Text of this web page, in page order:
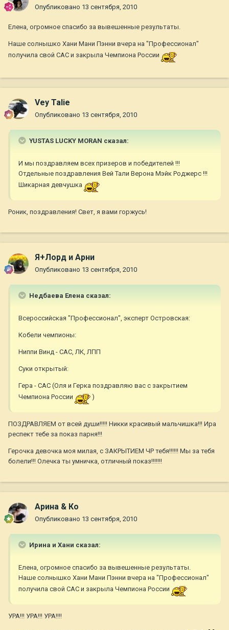
Опубликовано 13 сентября, 2010
Елена, огромное спасибо за вывешенные результаты.
Наше солнышко Хани Мани Пэнни вчера на "Профессионал"
получила свой САС и закрыла Чемпиона России
Vey Talie
Опубликовано 13 сентября, 2010
YUSTAS LUCKY MORAN сказал:
И мы поздравляем всех призеров и победителей !!!
Отдельные поздравления Вей Тали Верона Мэйк Роджерс !!!
Шикарная девчушка
Роник, поздравления! Свет, я вами горжусь!
Я+Лорд и Арни
Опубликовано 13 сентября, 2010
Недбаева Елена сказал:
Всероссийская "Профессионал", эксперт Островская:
Кобели чемпионы:
Ниппи Винд - САС, ЛК, ЛПП
Суки открытый:
Гера - САС (Оля и Герка поздравляю вас с закрытием
Чемпиона России
)
ПОЗДРАВЛЯЕМ от всей души!!!!! Никки красивый мальчишка!!! Ира
респект тебе за показ парня!!!
Герочка девочка моя милая, с ЗАКРЫТИЕМ ЧР тебя!!!!!! Мы за тебя
болели!!! Олечка ты умничка, отличный показ!!!!!!!
Арина & Ко
Опубликовано 13 сентября, 2010
Ирина и Хани сказал:
Елена, огромное спасибо за вывешенные результаты.
Наше солнышко Хани Мани Пэнни вчера на "Профессионал"
получила свой САС и закрыла Чемпиона России
УРА!!! УРА!!! УРА!!!!